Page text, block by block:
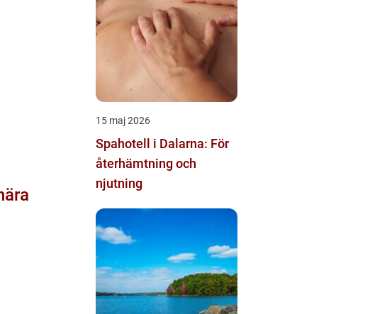
15 maj 2026
Spahotell i Dalarna: För
återhämtning och
njutning